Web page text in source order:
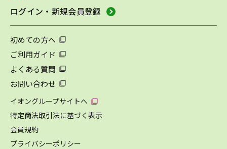
ログイン・新規会員登録
初めての方へ
ご利用ガイド
よくある質問
お問い合わせ
イオングループサイトへ
特定商法取引法に基づく表示
会員規約
プライバシーポリシー